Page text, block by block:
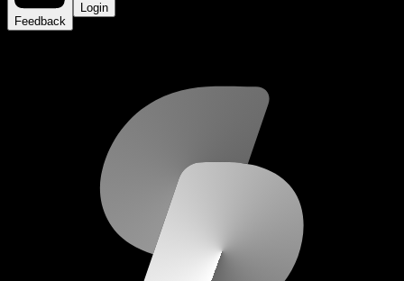
Feedback
Login